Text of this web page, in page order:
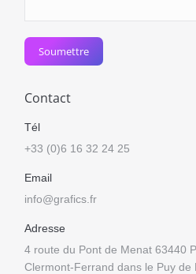
Soumettre
Contact
Tél
+33 (0)6 16 32 24 25
Email
info@grafics.fr
Adresse
4 route du Pont de Menat 63440
Clermont-Ferrand dans le Puy de